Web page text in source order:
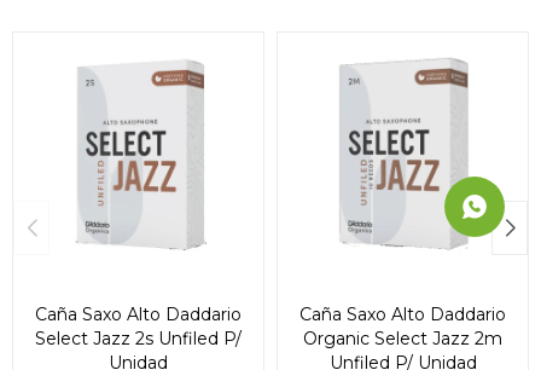
Caña Saxo Alto Daddario
Select Jazz 2s Unfiled P/
Unidad
Caña Saxo Alto Daddario
Organic Select Jazz 2m
Unfiled P/ Unidad